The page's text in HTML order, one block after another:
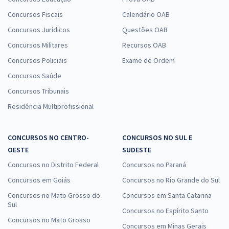
Concursos Fiscais
Concursos Jurídicos
Concursos Militares
Concursos Policiais
Concursos Saúde
Concursos Tribunais
Residência Multiprofissional
Calendário OAB
Questões OAB
Recursos OAB
Exame de Ordem
CONCURSOS NO CENTRO-
OESTE
Concursos no Distrito Federal
Concursos em Goiás
Concursos no Mato Grosso do
Sul
Concursos no Mato Grosso
CONCURSOS NO SUL E
SUDESTE
Concursos no Paraná
Concursos no Rio Grande do Sul
Concursos em Santa Catarina
Concursos no Espírito Santo
Concursos em Minas Gerais